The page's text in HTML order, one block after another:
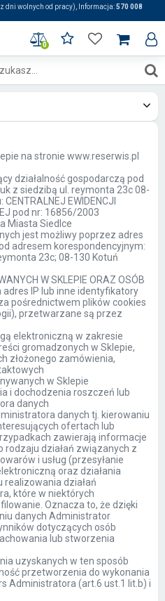
dni wolnych od pracy), Informacja:570 008
0
na stronie www.reserwis.pl
działalność gospodarczą pod
z siedzibą ul. reymonta 23c 08-
EWIDENCJI
pod nr: 16856/2003
Miasta Siedlce
jest możliwy poprzez adres
adresem korespondencyjnym:
23c; 08-130 Kotuń
W SKLEPIE ORAZ OSÓB
adres IP lub inne identyfikatory
pośrednictwem plików cookies
przetwarzane są przez
elektroniczną w zakresie
gromadzonych w Sklepie,
złożonego zamówienia,
w Sklepie
i dochodzenia roszczeń lub
danych
danych tj. kierowaniu
ofertach lub
zawierają informacje
rodzaju działań związanych z
i usług (przesyłanie
oraz działania
działań
które w niektórych
Oznacza to, że dzięki
danych Administrator
dotyczących osób
lub stworzenia
uzyskanych w ten sposób
przetworzenia do wykonania
Administratora (art.6 ust.1 lit.b) i